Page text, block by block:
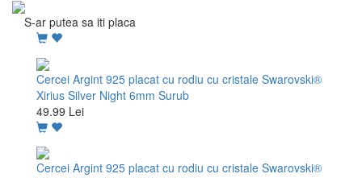
S-ar putea sa iti placa
Cercei Argint 925 placat cu rodiu cu cristale Swarovski®
Xirius Silver Night 6mm Surub
49.99 Lei
Cercei Argint 925 placat cu rodiu cu cristale Swarovski®